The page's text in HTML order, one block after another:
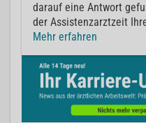
darauf eine Antwort
der Assistenzarztzeit
Mehr erfahren